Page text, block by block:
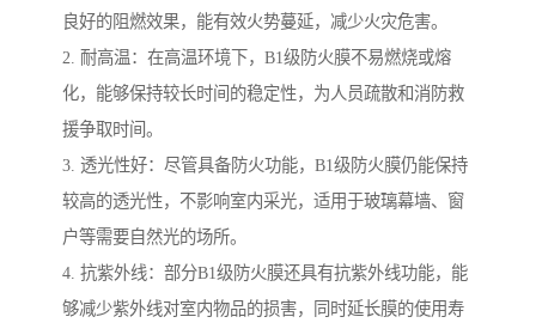
良好的阻燃效果，能有效火势蔓延，减少火灾危害。
2. 耐高温：在高温环境下，B1级防火膜不易燃烧或熔
化，能够保持较长时间的稳定性，为人员疏散和消防救
援争取时间。
3. 透光性好：尽管具备防火功能，B1级防火膜仍能保持
较高的透光性，不影响室内采光，适用于玻璃幕墙、窗
户等需要自然光的场所。
4. 抗紫外线：部分B1级防火膜还具有抗紫外线功能，能
够减少紫外线对室内物品的损害，同时延长膜的使用寿